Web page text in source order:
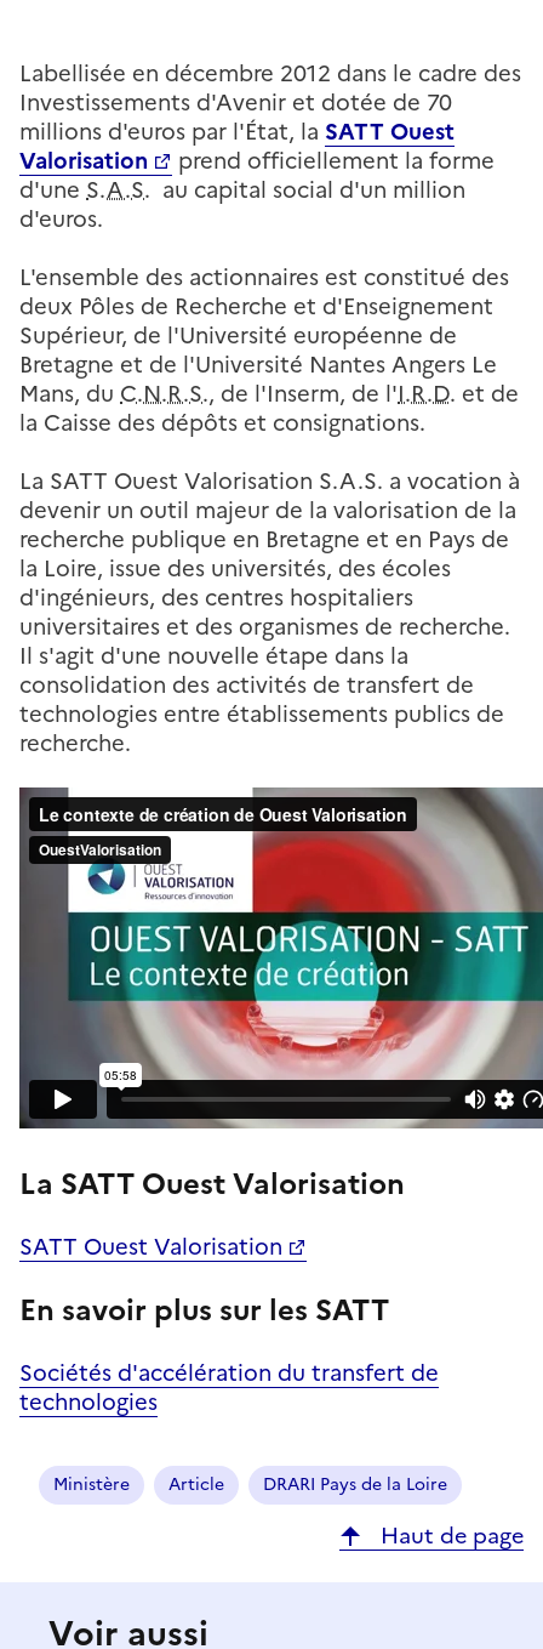
Labellisée en décembre 2012 dans le cadre des
Investissements d'Avenir et dotée de 70
millions d'euros par l'État, la SATT Ouest
Valorisation
prend officiellement la forme
d'une S.A.S. au capital social d'un million
d'euros.
L'ensemble des actionnaires est constitué des
deux Pôles de Recherche et d'Enseignement
Supérieur, de l'Université européenne de
Bretagne et de l'Université Nantes Angers Le
Mans, du C.N.R.S., de l'Inserm, de l'I.R.D. et de
la Caisse des dépôts et consignations.
La SATT Ouest Valorisation S.A.S. a vocation à
devenir un outil majeur de la valorisation de la
recherche publique en Bretagne et en Pays de
la Loire, issue des universités, des écoles
d'ingénieurs, des centres hospitaliers
universitaires et des organismes de recherche.
Il s'agit d'une nouvelle étape dans la
consolidation des activités de transfert de
technologies entre établissements publics de
recherche.
La SATT Ouest Valorisation
SATT Ouest Valorisation
En savoir plus sur les SATT
Sociétés d'accélération du transfert de
technologies
Ministère Article DRARI Pays de la Loire
Haut de page
Voir aussi